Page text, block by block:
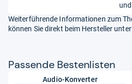
Weiterführende Informationen zum
können Sie direkt beim Hersteller unter
Pas­sende Bes­ten­lis­ten
Audio-Konverter